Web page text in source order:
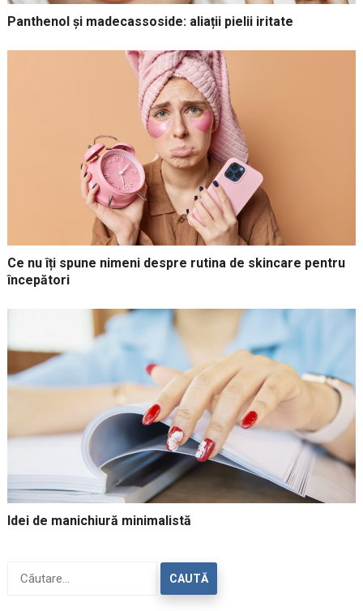
Panthenol și madecassoside: aliații pielii iritate
Ce nu îți spune nimeni despre rutina de skincare pentru
începători
Idei de manichiură minimalistă
după: